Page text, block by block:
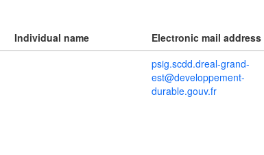
Individual name Electronic mail address
psig.scdd.dreal-grand-
est@developpement-
durable.gouv.fr